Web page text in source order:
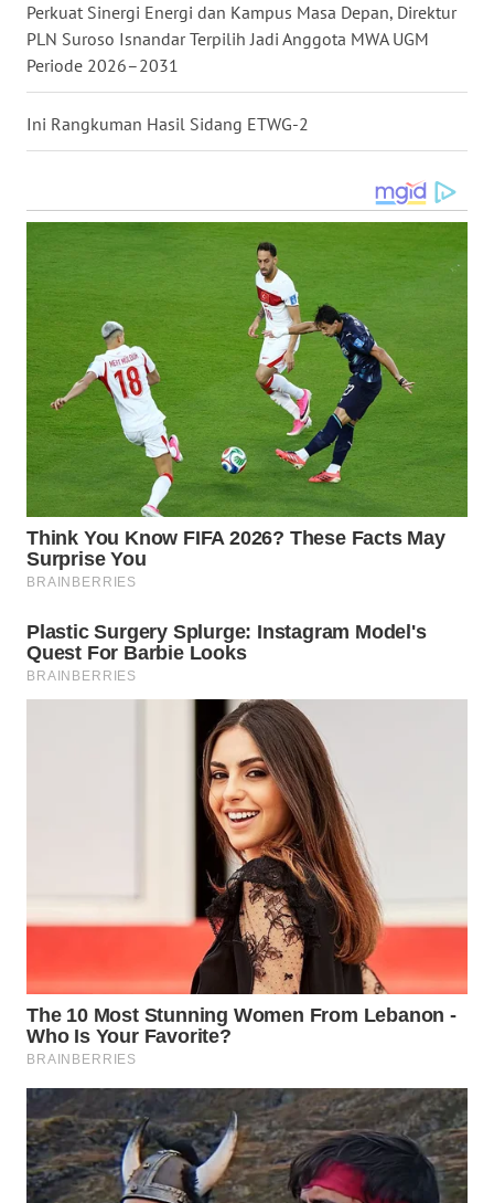
Perkuat Sinergi Energi dan Kampus Masa Depan, Direktur
PLN Suroso Isnandar Terpilih Jadi Anggota MWA UGM
Periode 2026–2031
Ini Rangkuman Hasil Sidang ETWG-2
LESUNG
LABUHANBATU
WN
TAPANULI
TENGAH
WN DELI
SERDANG
WN
TEBING
TINGGI
PAKPAK
WN
WN
TAPANULI
WN
SAMOSIR